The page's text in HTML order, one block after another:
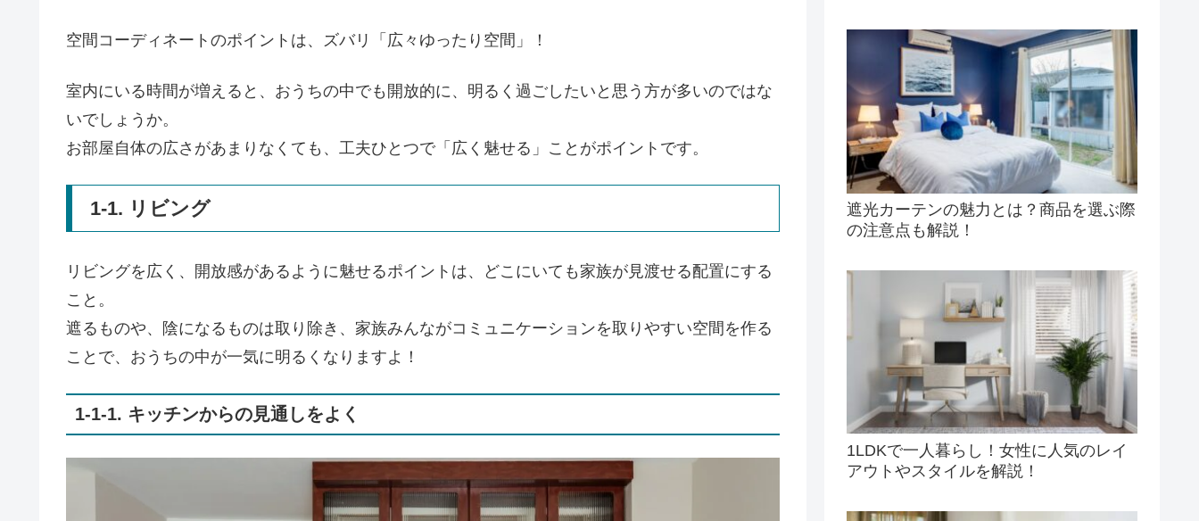
空間コーディネートのポイントは、ズバリ「広々ゆったり空間」！
室内にいる時間が増えると、おうちの中でも開放的に、明るく過ごしたいと思う方が多いのではな
いでしょうか。
お部屋自体の広さがあまりなくても、工夫ひとつで「広く魅せる」ことがポイントです。
1-1. リビング
リビングを広く、開放感があるように魅せるポイントは、どこにいても家族が見渡せる配置にする
こと。
遮るものや、陰になるものは取り除き、家族みんながコミュニケーションを取りやすい空間を作る
ことで、おうちの中が一気に明るくなりますよ！
1-1-1. キッチンからの見通しをよく
遮光カーテンの魅力とは？商品を選ぶ際
の注意点も解説！
1LDKで一人暮らし！女性に人気のレイ
アウトやスタイルを解説！